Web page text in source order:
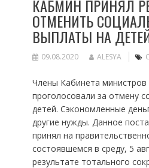
КАБМИН ПРИНЯЛ
ОТМЕНИТЬ
ВЫПЛАТЫ НА
09.08.2020 ALESYA
Члены Кабинета министров
проголосовали за отмену
детей. Сэкономленные
другие нужды. Данное
принял на
состоявшемся в среду, 5
результате тотального